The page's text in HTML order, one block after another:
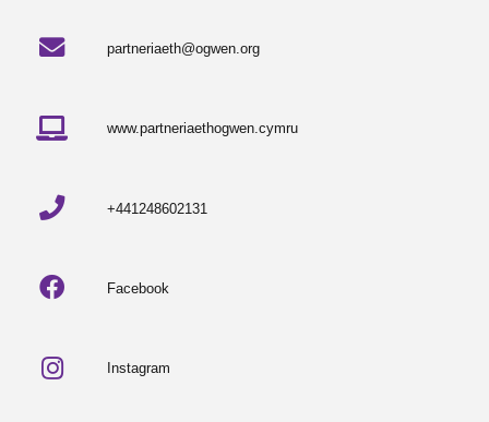
partneriaeth@ogwen.org
www.partneriaethogwen.cymru
+441248602131
Facebook
Instagram